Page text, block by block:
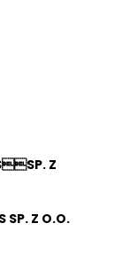
Z
SP. Z O.O.